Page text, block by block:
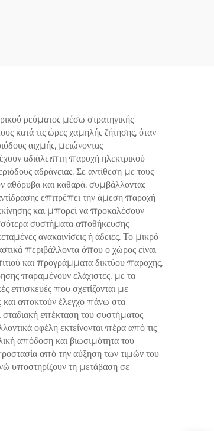
ρεύματος μέσω στρατηγικής
κατά τις ώρες χαμηλής ζήτησης, όταν
αιχμής, μειώνοντας
αδιάλειπτη παροχή ηλεκτρικού
αδράνειας. Σε αντίθεση με τους
αθόρυβα και καθαρά, συμβάλλοντας
επιτρέπει την άμεση παροχή
και μπορεί να προκαλέσουν
συστήματα αποθήκευσης
ανακαινίσεις ή άδειες. Το μικρό
περιβάλλοντα όπου ο χώρος είναι
και προγράμματα δικτύου παροχής,
παραμένουν ελάχιστες, με τα
επισκευές που σχετίζονται με
και αποκτούν έλεγχο πάνω στα
επέκταση του συστήματος
οφέλη εκτείνονται πέρα από τις
απόδοση και βιωσιμότητα του
από την αύξηση των τιμών του
υποστηρίζουν τη μετάβαση σε